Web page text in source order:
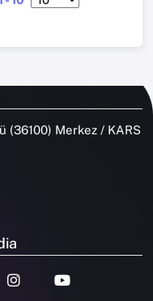
(36100) Merkez / KARS